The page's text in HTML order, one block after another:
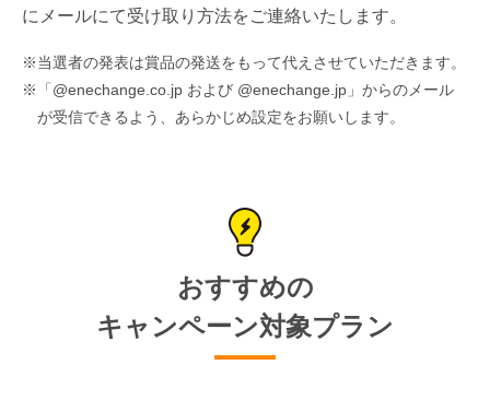
にメールにて受け取り方法をご連絡いたします。
当選者の発表は賞品の発送をもって代えさせていただきます。
「@enechange.co.jp および @enechange.jp」からのメール
が受信できるよう、あらかじめ設定をお願いします。
おすすめの
キャンペーン対象プラン